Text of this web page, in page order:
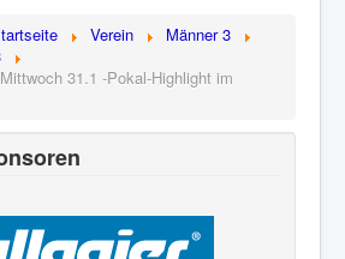
Verein
Männer 3
31.1 -Pokal-Highlight im